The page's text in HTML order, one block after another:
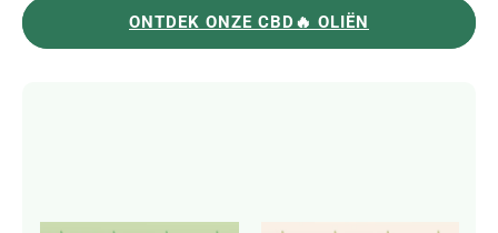
ONTDEK ONZE CBD🔥 OLIËN